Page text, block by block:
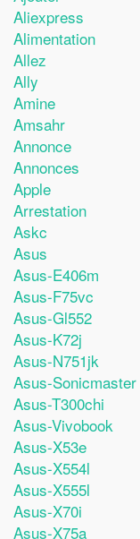
Aliexpress
Alimentation
Allez
Ally
Amine
Amsahr
Annonce
Annonces
Apple
Arrestation
Askc
Asus
Asus-E406m
Asus-F75vc
Asus-Gl552
Asus-K72j
Asus-N751jk
Asus-Sonicmaster
Asus-T300chi
Asus-Vivobook
Asus-X53e
Asus-X554l
Asus-X555l
Asus-X70i
Asus-X75a